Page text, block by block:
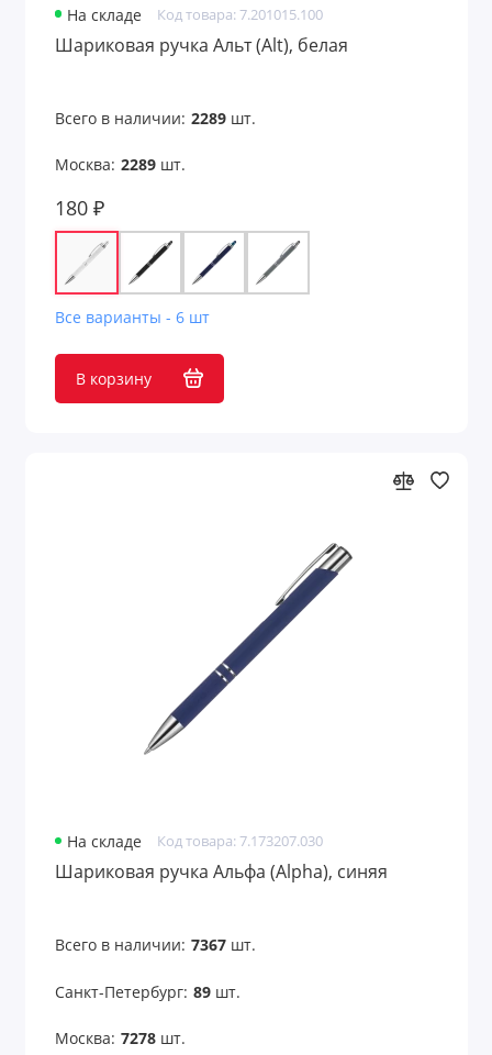
На складе Код товара: 7.201015.100
Шариковая ручка Альт (Alt), белая
Всего в наличии: 2289шт.
Москва: 2289шт.
180 ₽
Все варианты - 6 шт
В корзину
На складе Код товара: 7.173207.030
Шариковая ручка Альфа (Alpha), синяя
Всего в наличии: 7367шт.
Санкт-Петербург: 89шт.
Москва: 7278шт.